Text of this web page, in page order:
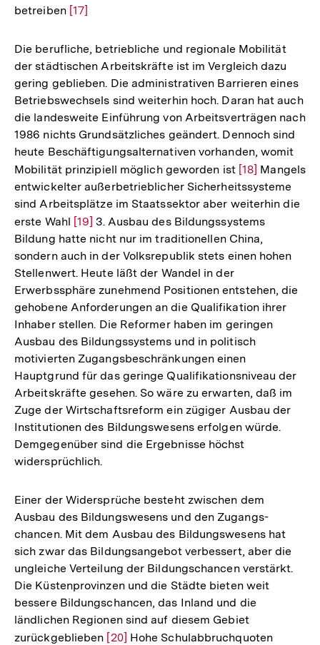
betreiben Zur
der
Fußnote
[17]
Die berufliche, betriebliche und regionale Mobilität
der städtischen Arbeitskräfte ist im Vergleich dazu
gering geblieben. Die administrativen Barrieren eines
Betriebswechsels sind weiterhin hoch. Daran hat auch
die landesweite Einführung von Arbeitsverträgen nach
1986 nichts Grundsätzliches geändert. Dennoch sind
heute Beschäftigungsalternativen vorhanden, womit
Mobilität prinzipiell möglich geworden ist Zur
Auflösung
der
Fußnote
[18] Mangels
entwickelter außerbetrieblicher Sicherheitssysteme
sind Arbeitsplätze im Staatssektor aber weiterhin die
erste Wahl Zur
Auflösung
der
Fußnote
[19] 3. Ausbau des Bildungssystems
Bildung hatte nicht nur im traditionellen China,
sondern auch in der Volksrepublik stets einen hohen
Stellenwert. Heute läßt der Wandel in der
Erwerbssphäre zunehmend Positionen entstehen, die
gehobene Anforderungen an die Qualifikation ihrer
Inhaber stellen. Die Reformer haben im geringen
Ausbau des Bildungssystems und in politisch
motivierten Zugangsbeschränkungen einen
Hauptgrund für das geringe Qualifikationsniveau der
Arbeitskräfte gesehen. So wäre zu erwarten, daß im
Zuge der Wirtschaftsreform ein zügiger Ausbau der
Institutionen des Bildungswesens erfolgen würde.
Demgegenüber sind die Ergebnisse höchst
widersprüchlich.
Einer der Widersprüche besteht zwischen dem
Ausbau des Bildungswesens und den Zugangs-
chancen. Mit dem Ausbau des Bildungswesens hat
sich zwar das Bildungsangebot verbessert, aber die
ungleiche Verteilung der Bildungschancen verstärkt.
Die Küstenprovinzen und die Städte bieten weit
bessere Bildungschancen, das Inland und die
ländlichen Regionen sind auf diesem Gebiet
zurückgeblieben Zur
[20] Hohe Schulabbruchquoten